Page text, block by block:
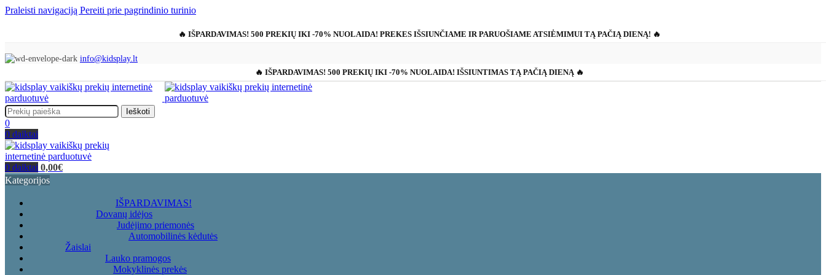
Praleisti navigaciją Pereiti prie pagrindinio turinio
🔥 IŠPARDAVIMAS! 500 PREKIŲ IKI -70% NUOLAIDA! PREKES IŠSIUNČIAME IR PARUOŠIAME ATSIĖMIMUI TĄ PAČIĄ DIENĄ! 🔥
info@kidsplay.lt
🔥 IŠPARDAVIMAS! 500 PREKIŲ IKI -70% NUOLAIDA! IŠSIUNTIMAS TĄ PAČIĄ DIENĄ 🔥
Ieškoti
0
0 daiktai
0 daiktai 0,00€
Kategorijos
IŠPARDAVIMAS!
Dovanų idėjos
Judėjimo priemonės
Automobilinės kėdutės
Žaislai
Lauko pramogos
Mokyklinės prekės